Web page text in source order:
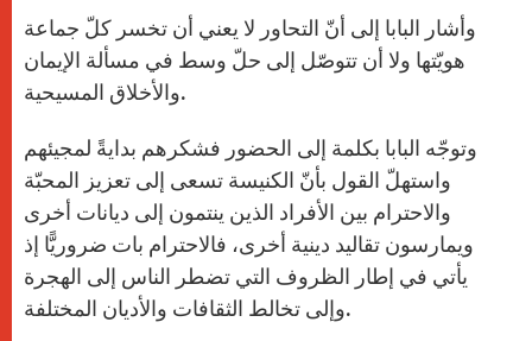
وأشار البابا إلى أنّ التحاور لا يعني أن تخسر كلّ جماعة
هويّتها ولا أن تتوصّل إلى حلّ وسط في مسألة الإيمان
والأخلاق المسيحية.
وتوجّه البابا بكلمة إلى الحضور فشكرهم بدايةً لمجيئهم
واستهلّ القول بأنّ الكنيسة تسعى إلى تعزيز المحبّة
والاحترام بين الأفراد الذين ينتمون إلى ديانات أخرى
ويمارسون تقاليد دينية أخرى، فالاحترام بات ضروريًّا إذ
يأتي في إطار الظروف التي تضطر الناس إلى الهجرة
وإلى تخالط الثقافات والأديان المختلفة.